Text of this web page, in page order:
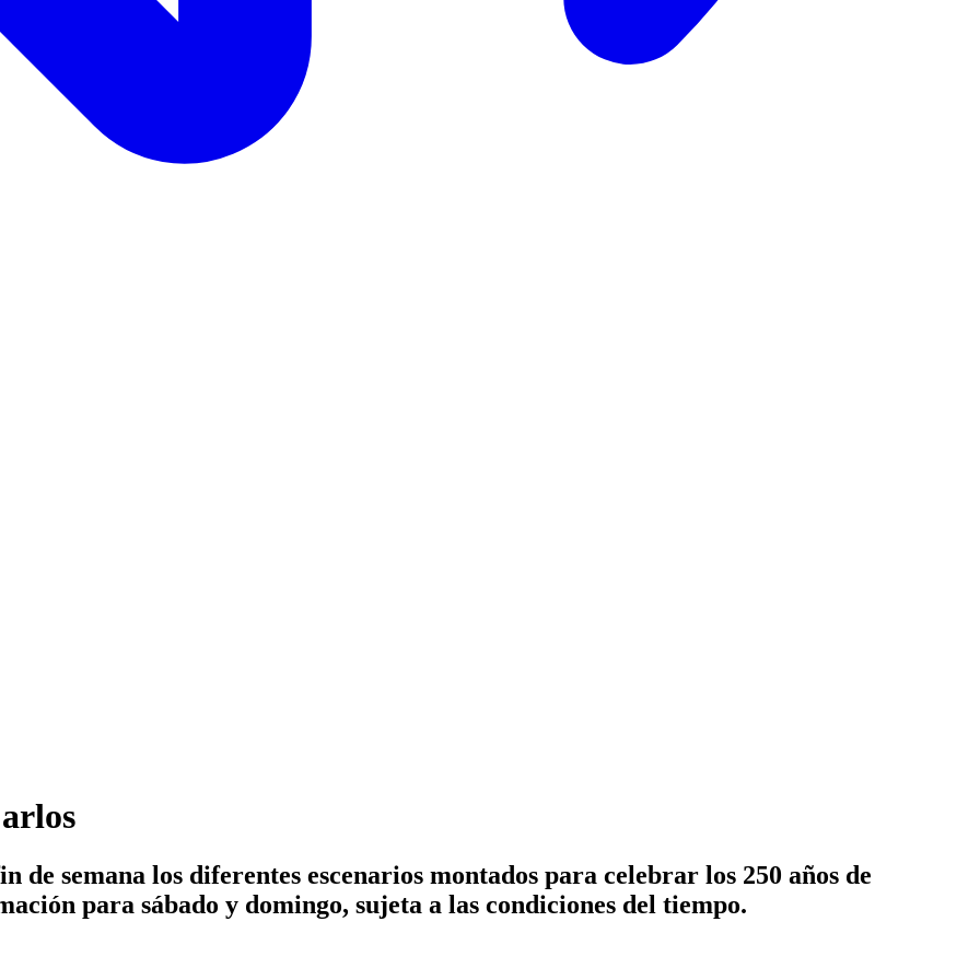
semana los diferentes escenarios montados para celebrar los 250 años de
para sábado y domingo, sujeta a las condiciones del tiempo.